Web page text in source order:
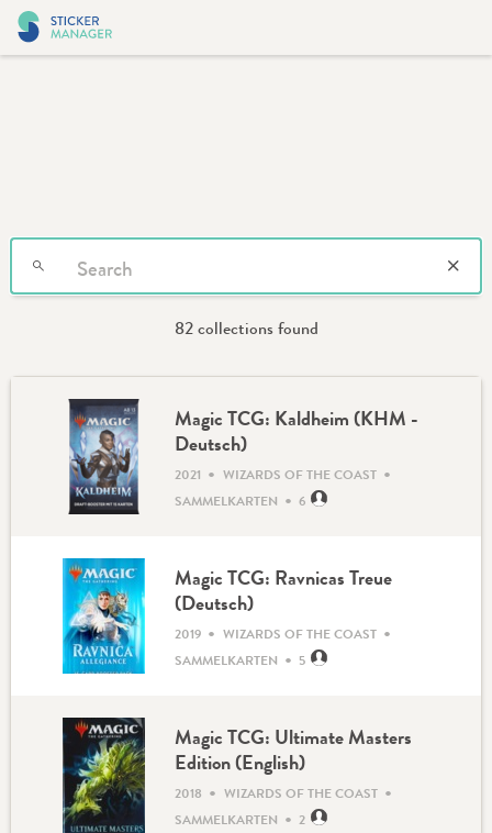
82 collections found
Magic TCG: Kaldheim (KHM -
Deutsch)
2021 • WIZARDS OF THE COAST •
SAMMELKARTEN • 6
Magic TCG: Ravnicas Treue
(Deutsch)
2019 • WIZARDS OF THE COAST •
SAMMELKARTEN • 5
Magic TCG: Ultimate Masters
Edition (English)
2018 • WIZARDS OF THE COAST •
SAMMELKARTEN • 2